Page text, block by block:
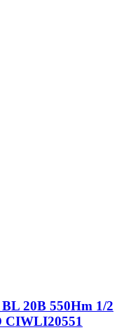
20В 550Hm 1/2
CIWLI20551